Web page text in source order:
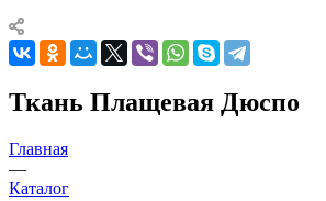
Ткань Плащевая Дюспо
Главная
—
Каталог